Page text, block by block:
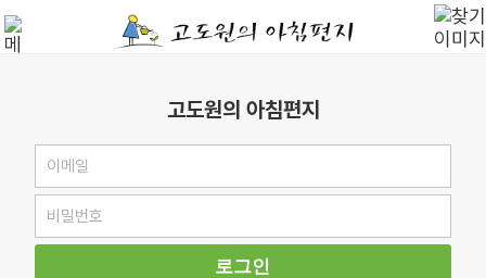
고도원의 아침편지
로그인